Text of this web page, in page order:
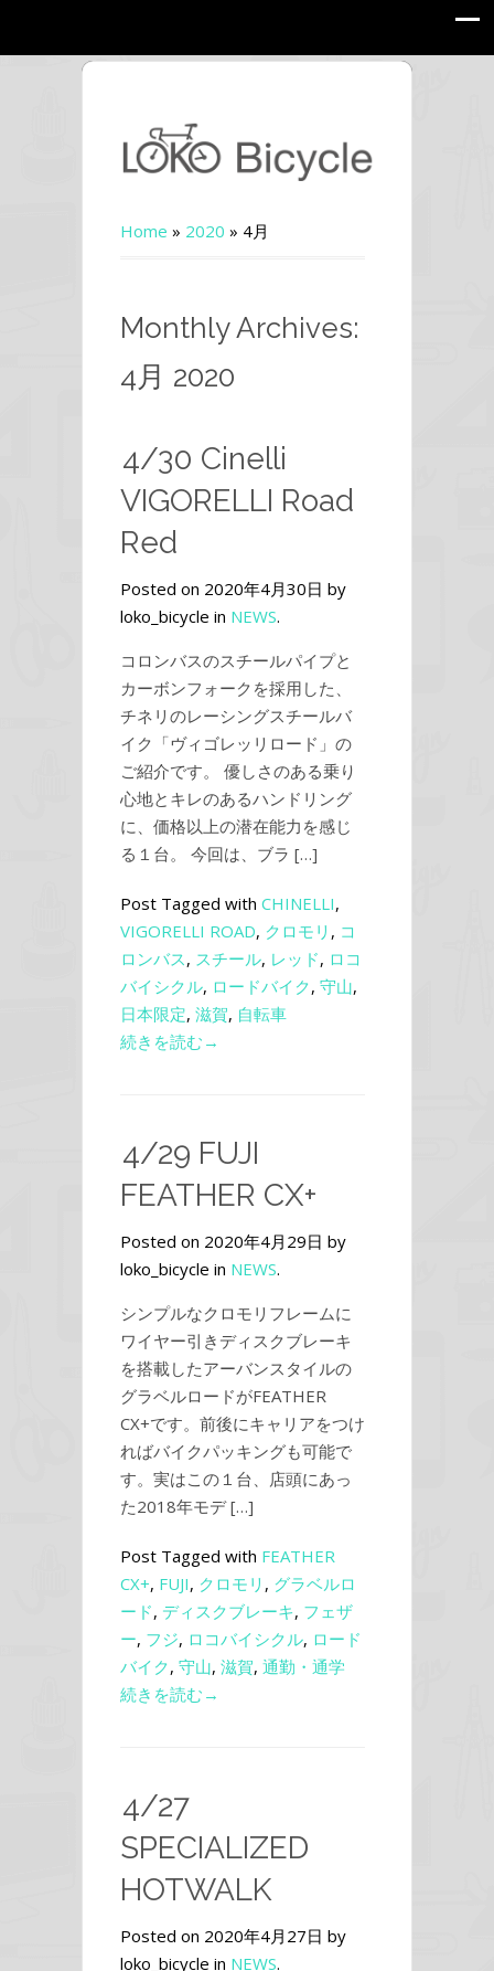
Home » 2020 » 4月
Monthly Archives:
4月 2020
4/30 Cinelli
VIGORELLI Road
Red
Posted on 2020年4月30日 by
loko_bicycle in NEWS.
コロンバスのスチールパイプと
カーボンフォークを採用した、
チネリのレーシングスチールバ
イク「ヴィゴレッリロード」の
ご紹介です。 優しさのある乗り
心地とキレのあるハンドリング
に、価格以上の潜在能力を感じ
る１台。 今回は、ブラ […]
Post Tagged with CHINELLI,
VIGORELLI ROAD, クロモリ , コ
ロンバス, スチール, レッド, ロコ
バイシクル, ロードバイク, 守山,
日本限定, 滋賀, 自転車
続きを読む→
4/29 FUJI
FEATHER CX+
Posted on 2020年4月29日 by
loko_bicycle in NEWS.
シンプルなクロモリフレームに
ワイヤー引きディスクブレーキ
を搭載したアーバンスタイルの
グラベルロードがFEATHER
CX+です。前後にキャリアをつけ
ればバイクパッキングも可能で
す。実はこの１台、店頭にあっ
た2018年モデ […]
Post Tagged with FEATHER
CX+, FUJI, クロモリ , グラベルロ
ード, ディスクブレーキ, フェザ
ー, フジ, ロコバイシクル, ロード
バイク, 守山, 滋賀, 通勤・通学
続きを読む→
4/27
SPECIALIZED
HOTWALK
Posted on 2020年4月27日 by
loko_bicycle in NEWS.